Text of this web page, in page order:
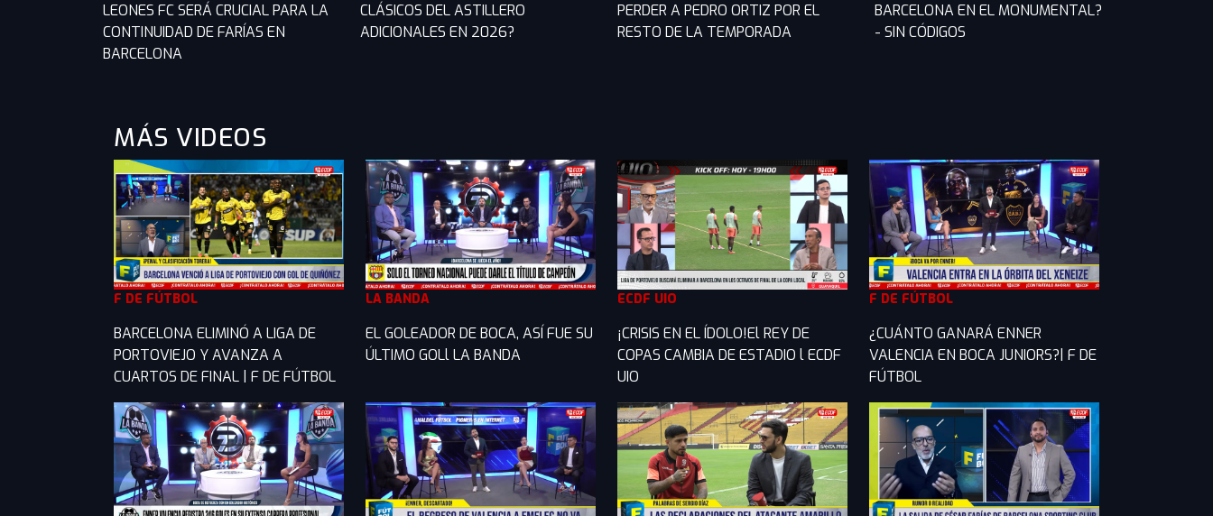
LEONES FC SERÁ CRUCIAL PARA LA
CONTINUIDAD DE FARÍAS EN
BARCELONA
CLÁSICOS DEL ASTILLERO
ADICIONALES EN 2026?
PERDER A PEDRO ORTIZ POR EL
RESTO DE LA TEMPORADA
BARCELONA EN EL MONUMENTAL?
- SIN CÓDIGOS
MÁS VIDEOS
F DE FÚTBOL
BARCELONA ELIMINÓ A LIGA DE
PORTOVIEJO Y AVANZA A
CUARTOS DE FINAL | F DE FÚTBOL
LA BANDA
EL GOLEADOR DE BOCA, ASÍ FUE SU
ÚLTIMO GOLl LA BANDA
ECDF UIO
¡CRISIS EN EL ÍDOLO!El REY DE
COPAS CAMBIA DE ESTADIO l ECDF
UIO
F DE FÚTBOL
¿CUÁNTO GANARÁ ENNER
VALENCIA EN BOCA JUNIORS?| F DE
FÚTBOL